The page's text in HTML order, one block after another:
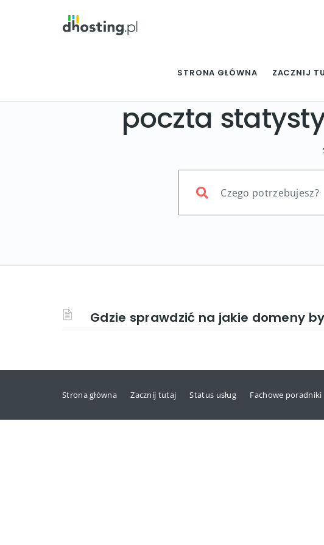
STRONA GŁÓWNA ZACZNIJ
poczta
Gdzie sprawdzić na jakie domeny
Strona główna Zacznij tutaj Status usług Fachowe poradniki